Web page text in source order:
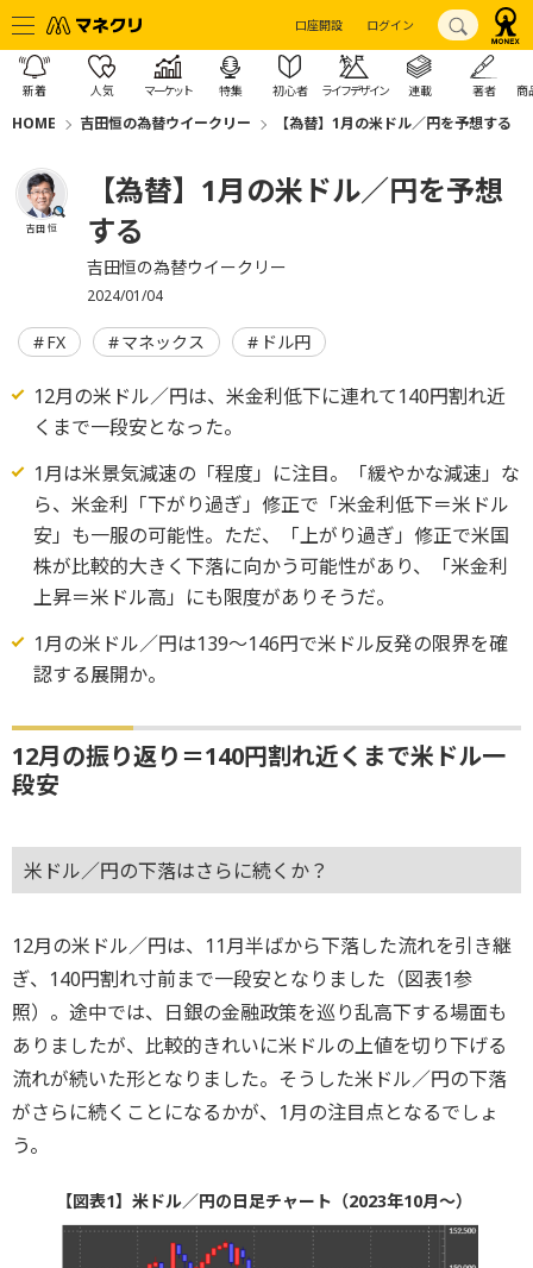
口座開設 ログイン
新着 人気 マーケット 特集 初心者 ライフデザイン 連載 著者 商
HOME 吉田恒の為替ウイークリー 【為替】1月の米ドル／円を予想する
吉田 恒
【為替】1月の米ドル／円を予想
する
吉田恒の為替ウイークリー
2024/01/04
FX マネックス ドル円
12月の米ドル／円は、米金利低下に連れて140円割れ近
くまで一段安となった。
1月は米景気減速の「程度」に注目。「緩やかな減速」な
ら、米金利「下がり過ぎ」修正で「米金利低下＝米ドル
安」も一服の可能性。ただ、「上がり過ぎ」修正で米国
株が比較的大きく下落に向かう可能性があり、「米金利
上昇＝米ドル高」にも限度がありそうだ。
1月の米ドル／円は139～146円で米ドル反発の限界を確
認する展開か。
12月の振り返り＝140円割れ近くまで米ドル一
段安
米ドル／円の下落はさらに続くか？
12月の米ドル／円は、11月半ばから下落した流れを引き継
ぎ、140円割れ寸前まで一段安となりました（図表1参
照）。途中では、日銀の金融政策を巡り乱高下する場面も
ありましたが、比較的きれいに米ドルの上値を切り下げる
流れが続いた形となりました。そうした米ドル／円の下落
がさらに続くことになるかが、1月の注目点となるでしょ
う。
【図表1】米ドル／円の日足チャート（2023年10月～）